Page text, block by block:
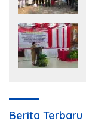
Berita Terbaru